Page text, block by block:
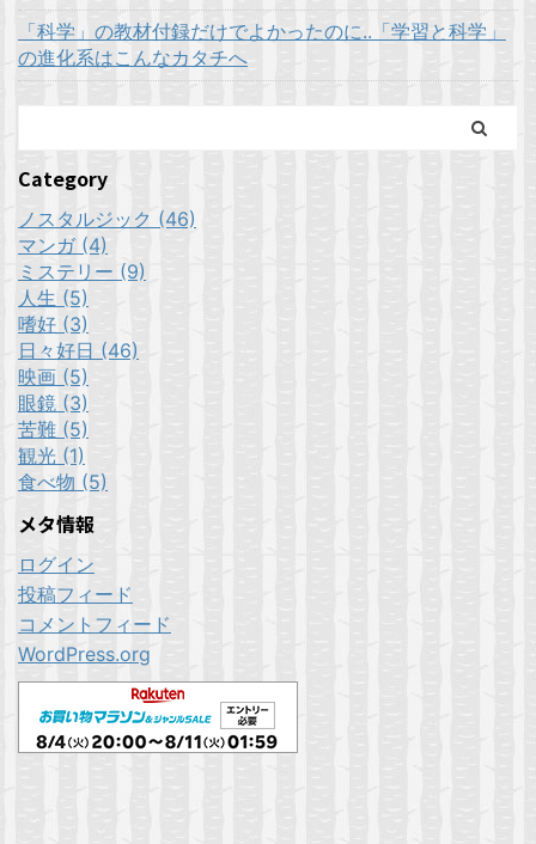
「科学」の教材付録だけでよかったのに..「学習と科学」
の進化系はこんなカタチへ
Category
ノスタルジック (46)
マンガ (4)
ミステリー (9)
人生 (5)
嗜好 (3)
日々好日 (46)
映画 (5)
眼鏡 (3)
苦難 (5)
観光 (1)
食べ物 (5)
メタ情報
ログイン
投稿フィード
コメントフィード
WordPress.org